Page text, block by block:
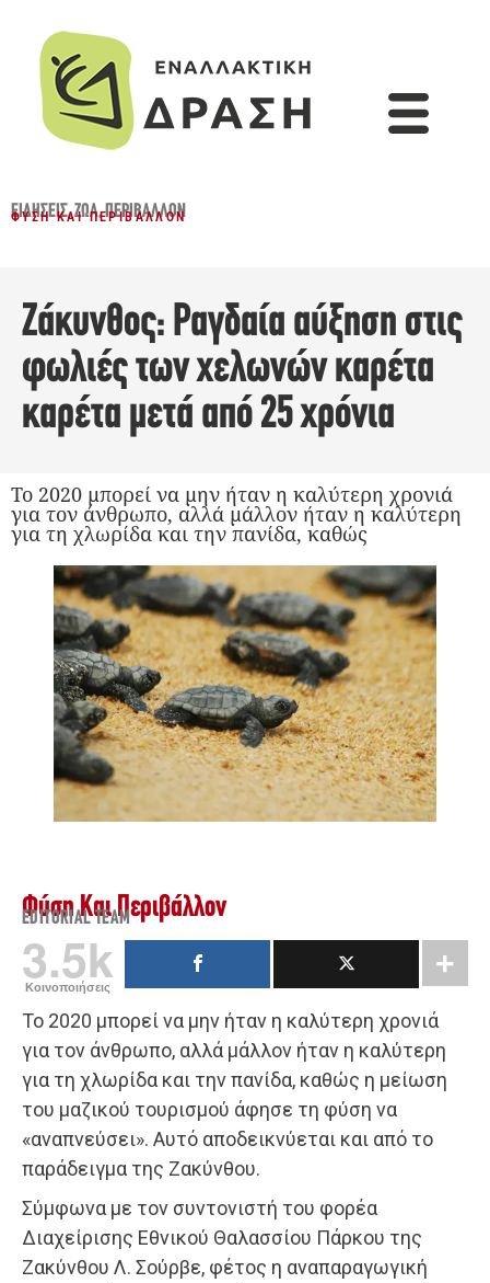
ΕΙΔΉΣΕΙΣ,ΖΏΑ,ΠΕΡΙΒΆΛΛΟΝ
ΦΎΣΗ ΚΑΙ ΠΕΡΙΒΆΛΛΟΝ
Ζάκυνθος: Ραγδαία αύξηση στις
φωλιές των χελωνών καρέτα
καρέτα μετά από 25 χρόνια
Το 2020 μπορεί να μην ήταν η καλύτερη χρονιά
για τον άνθρωπο, αλλά μάλλον ήταν η καλύτερη
για τη χλωρίδα και την πανίδα, καθώς
Φύση Και Περιβάλλον
EDITORIAL TEAM
3.5k
Κοινοποιήσεις
Το 2020 μπορεί να μην ήταν η καλύτερη χρονιά
για τον άνθρωπο, αλλά μάλλον ήταν η καλύτερη
για τη χλωρίδα και την πανίδα, καθώς η μείωση
του μαζικού τουρισμού άφησε τη φύση να
«αναπνεύσει». Αυτό αποδεικνύεται και από το
παράδειγμα της Ζακύνθου.
Σύμφωνα με τον συντονιστή του φορέα
Διαχείρισης Εθνικού Θαλασσίου Πάρκου της
Ζακύνθου Λ. Σούρβε, φέτος η αναπαραγωγική